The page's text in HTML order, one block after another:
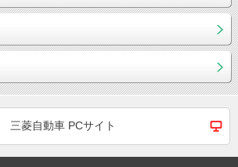
三菱自動車 PCサイト